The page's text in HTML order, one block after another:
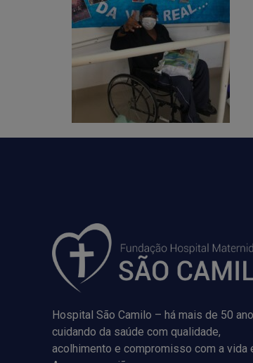
Hospital São Camilo – há mais de 50
cuidando da saúde com qualidade,
acolhimento e compromisso com a vida